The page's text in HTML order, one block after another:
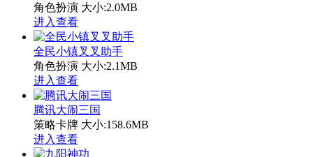
角色扮演 大小:2.0MB
进入查看
全民小镇叉叉助手
角色扮演 大小:2.1MB
进入查看
腾讯大闹三国
策略卡牌 大小:158.6MB
进入查看